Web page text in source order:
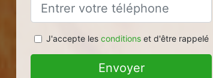
J'accepte les conditionset d'être rappelé
Envoyer